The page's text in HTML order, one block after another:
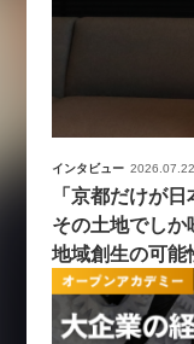
インタビュー 2026.07.22
「京都だけが
その土地でしか
地域創生の可能